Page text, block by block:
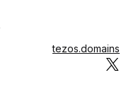
tezos.domains